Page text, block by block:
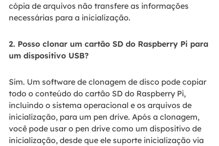
cópia de arquivos não transfere as informações
necessárias para a inicialização.
2. Posso clonar um cartão SD do Raspberry Pi para
um dispositivo USB?
Sim. Um software de clonagem de disco pode copiar
todo o conteúdo do cartão SD do Raspberry Pi,
incluindo o sistema operacional e os arquivos de
inicialização, para um pen drive. Após a clonagem,
você pode usar o pen drive como um dispositivo de
inicialização, desde que ele suporte inicialização via